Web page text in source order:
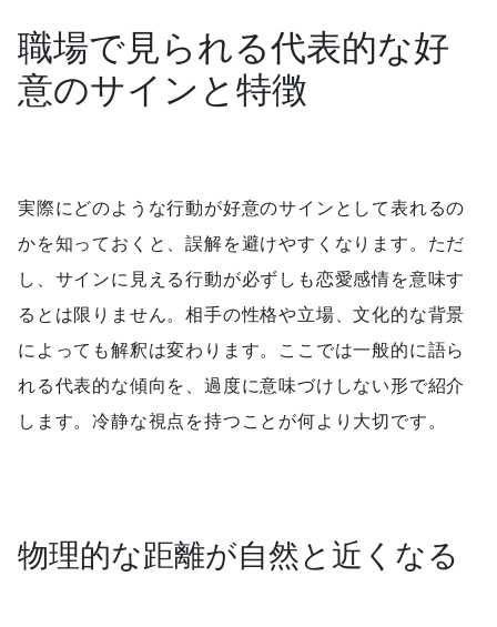
職場で見られる代表的な好
意のサインと特徴
実際にどのような行動が好意のサインとして表れるの
かを知っておくと、誤解を避けやすくなります。ただ
し、サインに見える行動が必ずしも恋愛感情を意味す
るとは限りません。相手の性格や立場、文化的な背景
によっても解釈は変わります。ここでは一般的に語ら
れる代表的な傾向を、過度に意味づけしない形で紹介
します。冷静な視点を持つことが何より大切です。
物理的な距離が自然と近くなる